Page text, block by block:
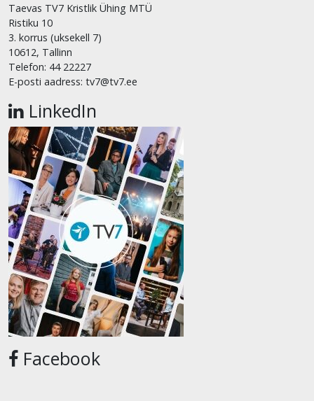
Taevas TV7 Kristlik Ühing MTÜ
Ristiku 10
3. korrus (uksekell 7)
10612, Tallinn
Telefon: 44 22227
E-posti aadress: tv7@tv7.ee
LinkedIn
Facebook